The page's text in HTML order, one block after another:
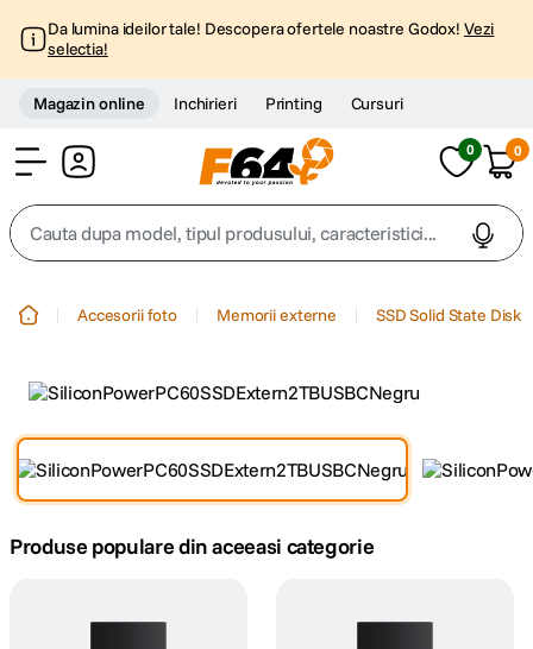
Da lumina ideilor tale! Descopera ofertele noastre Godox! Vezi
selectia!
Magazin online Inchirieri Printing Cursuri
0 0
Cauta dupa model, tipul produsului, caracteristici...
3. trepied telefon
Accesorii foto Memorii externe SSD Solid State Disk
Produse populare din aceeasi categorie